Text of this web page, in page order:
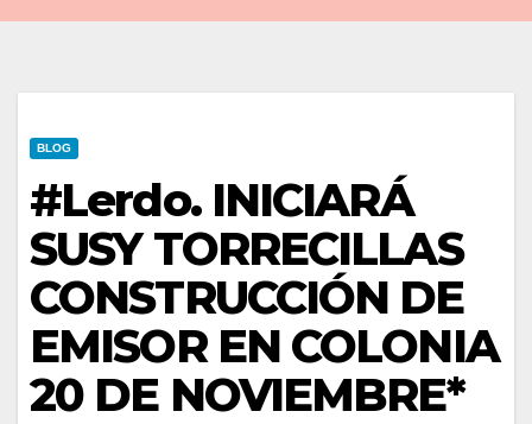
BLOG
#Lerdo. INICIARÁ
SUSY TORRECILLAS
CONSTRUCCIÓN DE
EMISOR EN COLONIA
20 DE NOVIEMBRE*